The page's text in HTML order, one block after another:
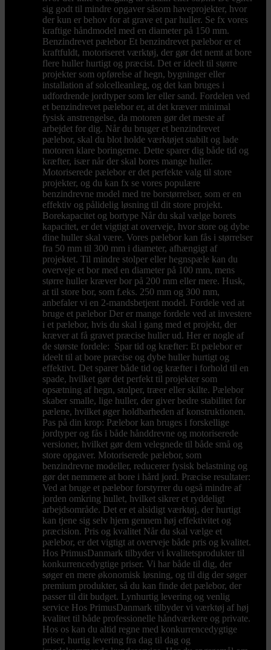
sig godt til mindre opgaver såsom haveprojekter, hvor
der kun er behov for at grave et par huller. Se fx vores
kraftige håndmodel med en diameter på 150 mm.
Benzindrevet pælebor Et benzindrevet pælebor er et
kraftfuldt, motoriseret værktøj, der gør det nemt at bore
flere huller hurtigt og præcist. Det er ideelt til større
projekter som opførelse af hegn, bygninger eller
installation af solcelleanlæg, og det kan bruges i
udfordrende jordtyper som ler eller sand. Fordelen ved
et benzindrevet pælebor er, at det kræver minimal
fysisk anstrengelse, da motoren gør det meste af
arbejdet for dig. Når du bruger et benzindrevet
pælebor, skal du blot holde værktøjet stabilt og lade
motoren klare boringerne. Dette sparer dig både tid og
kræfter, især når der skal bores mange huller.
Motoriserede pælebor er det perfekte valg til store
projekter, og du kan fx se vores populære
benzindrevne model med tre borstørrelser, som er en
effektiv og pålidelig løsning til dit store projekt.
Borekapacitet og bortype Når du skal vælge borets
kapacitet, er det vigtigt at overveje, hvor store og dybe
dine huller skal være. Vores pælebor kan fås i størrelser
fra 50 mm til 300 mm i diameter, afhængigt af
projektet. Til mindre stolper eller hegnspæle kan du
overveje et bor med en diameter på 100 mm, mens
større huller kræver bor på 200 mm eller mere. Husk,
at til store bor, som f.eks. 250 mm og 300 mm,
anbefaler vi en 2-mandsbetjent model. Fordele ved at
bruge et pælebor Der er mange fordele ved at investere
i et pælebor, hvis du skal i gang med et projekt, der
kræver at få gravet præcise huller ud. Her er nogle af
de største fordele: Spar tid og kræfter: Et pælebor er
ideelt til at bore præcise og dybe huller hurtigt og
effektivt. Det sparer både tid og kræfter i forhold til en
spade, hvilket gør det perfekt til projekter som
opsætning af hegn, stolper, træer eller skilte. Pælebor
skaber smalle, lige huller, der giver bedre stabilitet for
pælene, hvilket øger holdbarheden af konstruktionen.
Pas på din krop: Pælebor kan bruges i forskellige
jordtyper og fås i både hånddrevne og motoriserede
versioner, hvilket gør dem velegnede til både små og
store opgaver. Motoriserede pælebor, som
benzindrevne modeller, reducerer fysisk belastning og
gør det nemmere at bore i hård jord. Præcise resultater:
Ved at bruge et pælebor forstyrrer du også mindre af
jorden omkring hullet, hvilket sikrer et ryddeligt
arbejdsområde. Det er et alsidigt værktøj, der hurtigt
kan tjene sig selv hjem gennem høj effektivitet og
præcision. Pris og kvalitet Når du skal vælge et
pælebor, er det vigtigt at overveje både pris og kvalitet.
Hos PrimusDanmark tilbyder vi kvalitetsprodukter til
konkurrencedygtige priser. Vi har både til dig, der
søger en mere økonomisk løsning, og til dig der søger
premium produkter, så du kan finde det pælebor, der
passer til dit budget. Lynhurtig levering og venlig
service Hos PrimusDanmark tilbyder vi værktøj af høj
kvalitet til både professionelle håndværkere og private.
Hos os kan du altid regne med konkurrencedygtige
priser, hurtig levering fra dag til dag og